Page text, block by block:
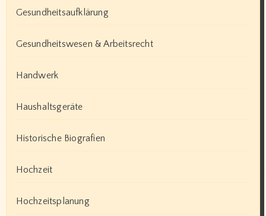
Gesundheitsaufklärung
Gesundheitswesen & Arbeitsrecht
Handwerk
Haushaltsgeräte
Historische Biografien
Hochzeit
Hochzeitsplanung